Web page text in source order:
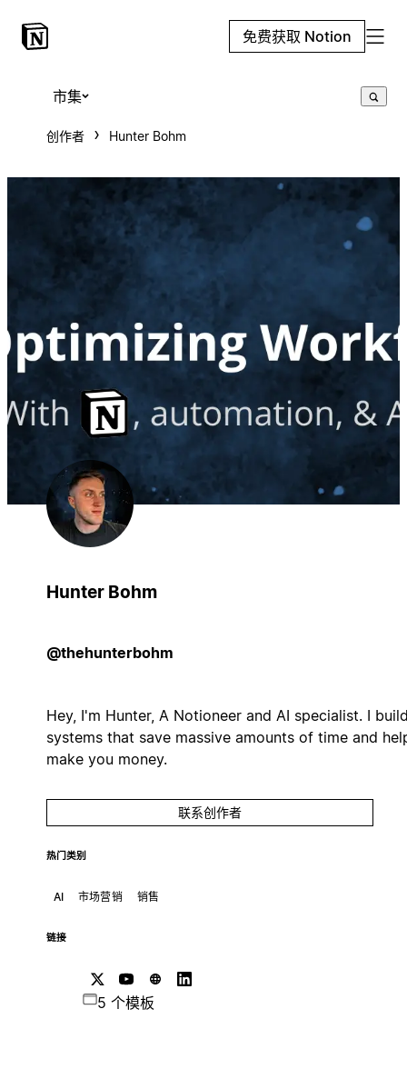
免费获取 Notion
市集
创作者 Hunter Bohm
Hunter Bohm
@thehunterbohm
Hey, I'm Hunter, A Notioneer and AI specialist. I
systems that save massive amounts of time and
make you money.
联系创作者
热门类别
AI 市场营销 销售
链接
5 个模板